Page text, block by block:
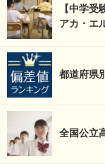
【中学
アカ・エ
都道府県
全国公立